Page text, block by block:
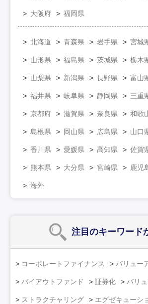
大阪府 福岡県
北海道 青森県 岩手県 宮城
山形県 福島県 茨城県 栃木
山梨県 新潟県 長野県 富山
福井県 岐阜県 静岡県 三重
京都府 滋賀県 奈良県 和歌
島根県 岡山県 広島県 山口
香川県 愛媛県 高知県 佐賀
熊本県 大分県 宮崎県 鹿児
海外
注目のキーワード
コーポレートファイナンス バリュー
バイアウトファンド 証券化 バリ
ストラクチャリング エグゼキューシ